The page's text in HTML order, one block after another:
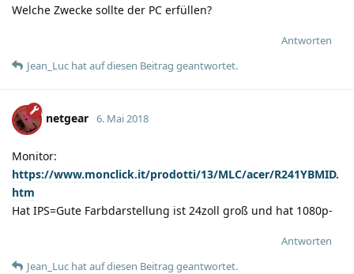
Welche Zwecke sollte der PC erfüllen?
Antworten
Jean_Luc hatauf diesen Beitrag geantwortet.
netgear 6. Mai 2018
Monitor:
https://www.monclick.it/prodotti/13/MLC/acer/R241YBMID.
htm
Hat IPS=Gute Farbdarstellung ist 24zoll groß und hat 1080p-
Antworten
Jean_Luc hatauf diesen Beitrag geantwortet.